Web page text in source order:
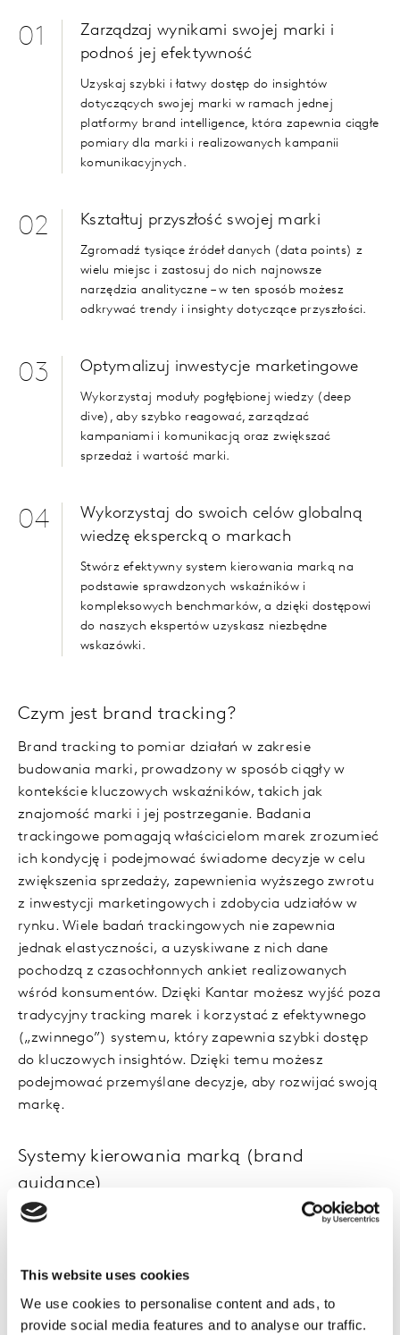
This website uses cookies
We use cookies to personalise content and ads, to
provide social media features and to analyse our traffic.
01
Zarządzaj wynikami swojej marki i
podnoś jej efektywność
Uzyskaj szybki i łatwy dostęp do insightów
dotyczących swojej marki w ramach jednej
platformy brand intelligence, która zapewnia ciągłe
pomiary dla marki i realizowanych kampanii
komunikacyjnych.
02 Kształtuj przyszłość swojej marki
Zgromadź tysiące źródeł danych (data points) z
wielu miejsc i zastosuj do nich najnowsze
narzędzia analityczne – w ten sposób możesz
odkrywać trendy i insighty dotyczące przyszłości.
03 Optymalizuj inwestycje marketingowe
Wykorzystaj moduły pogłębionej wiedzy (deep
dive) , aby szybko reagować, zarządzać
kampaniami i komunikacją oraz zwiększać
sprzedaż i wartość marki.
04
Wykorzystaj do swoich celów globalną
wiedzę ekspercką o markach
Stwórz efektywny system kierowania marką na
podstawie sprawdzonych wskaźników i
kompleksowych benchmarków, a dzięki dostępowi
do naszych ekspertów uzyskasz niezbędne
wskazówki.
Czym jest brand tracking?
Brand tracking to pomiar działań w zakresie
budowania marki, prowadzony w sposób ciągły w
kontekście kluczowych wskaźników, takich jak
znajomość marki i jej postrzeganie. Badania
trackingowe pomagają właścicielom marek zrozumieć
ich kondycję i podejmować świadome decyzje w celu
zwiększenia sprzedaży, zapewnienia wyższego zwrotu
z inwestycji marketingowych i zdobycia udziałów w
rynku. Wiele badań trackingowych nie zapewnia
jednak elastyczności, a uzyskiwane z nich dane
pochodzą z czasochłonnych ankiet realizowanych
wśród konsumentów. Dzięki Kantar możesz wyjść poza
tradycyjny tracking marek i korzystać z efektywnego
(„zwinnego”) systemu, który zapewnia szybki dostęp
do kluczowych insightów. Dzięki temu możesz
podejmować przemyślane decyzje, aby rozwijać swoją
markę.
Systemy kierowania marką (brand
guidance)
Dostosowany do Twoich potrzeb system brand
wyszukiwarek, mediów społecznościowych i sprzedaży.
Wszystkie insighty będą dostępne w ramach jednej,
przyjaznej w użyciu platformy. Oznacza to, że system